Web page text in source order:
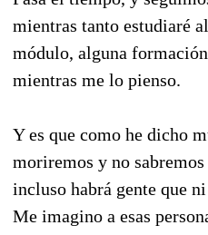
mientras tanto estudiaré
módulo, alguna
mientras me lo pienso.
Y es que como he dicho
moriremos y no
incluso habrá gente que
Me imagino a esas